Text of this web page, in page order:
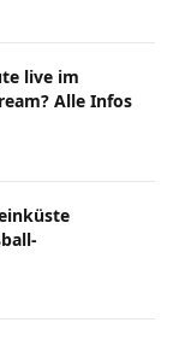
live im
Alle Infos